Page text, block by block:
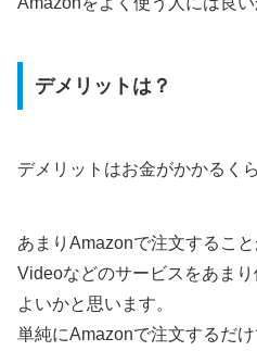
デメリットは？
デメリットはお金がかかるく
あまりAmazonで注文するこ
Videoなどのサービスをあま
よいかと思います。
単純にAmazonで注文するだ